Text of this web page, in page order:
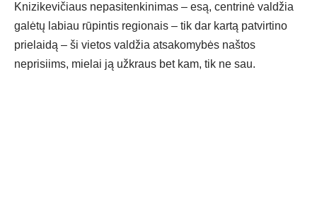
Knizikevičiaus nepasitenkinimas – esą, centrinė valdžia
galėtų labiau rūpintis regionais – tik dar kartą patvirtino
prielaidą – ši vietos valdžia atsakomybės naštos
neprisiims, mielai ją užkraus bet kam, tik ne sau.